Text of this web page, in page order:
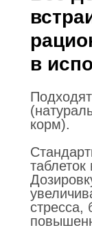
в
корм).
таблеток
стресса,